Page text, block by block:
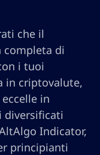
che il
completa di
i tuoi
in criptovalute,
in
diversificati
Indicator,
principianti